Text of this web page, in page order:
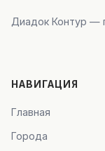
Диадок Контур —
НАВИГАЦИЯ
Главная
Города